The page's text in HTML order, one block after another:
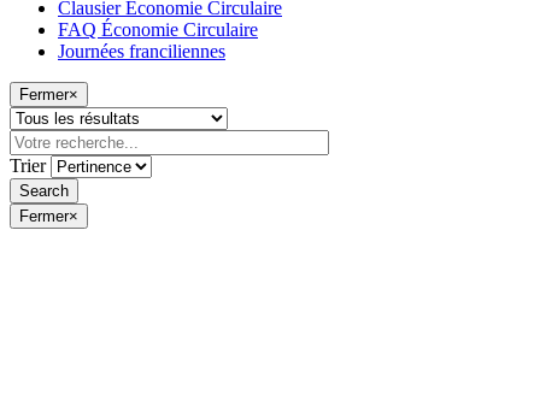
Clausier Économie Circulaire
FAQ Économie Circulaire
Journées franciliennes
Fermer×
Trier
Fermer×